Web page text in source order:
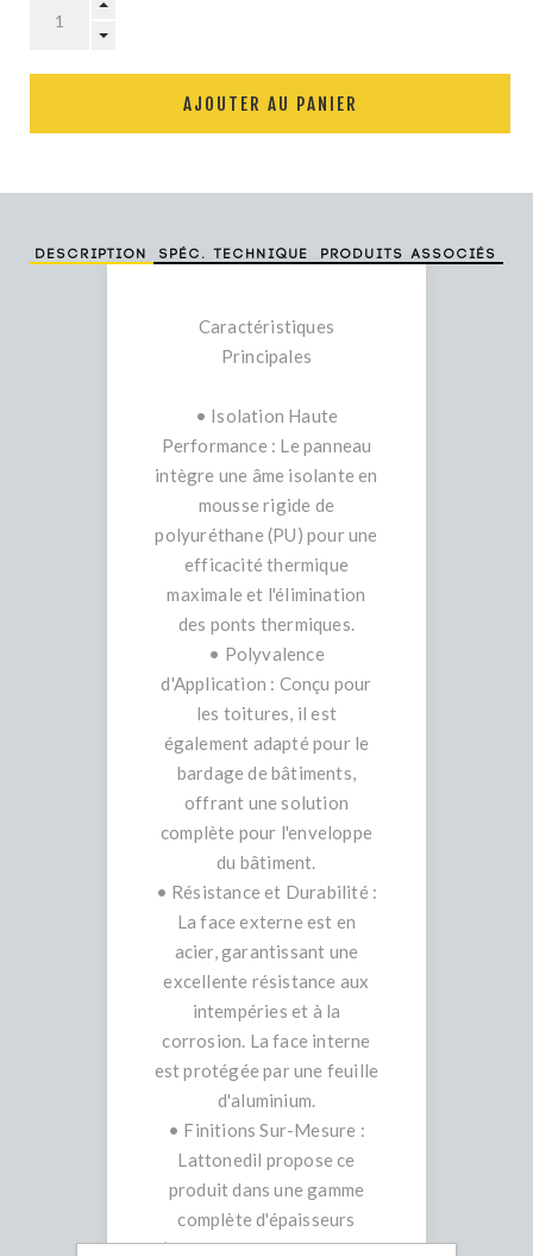
AJOUTER AU PANIER
Description Spéc. technique Produits associés
Caractéristiques
Principales
• Isolation Haute
Performance : Le panneau
intègre une âme isolante en
mousse rigide de
polyuréthane (PU) pour une
efficacité thermique
maximale et l'élimination
des ponts thermiques.
• Polyvalence
d'Application : Conçu pour
les toitures, il est
également adapté pour le
bardage de bâtiments,
offrant une solution
complète pour l'enveloppe
du bâtiment.
• Résistance et Durabilité :
La face externe est en
acier, garantissant une
excellente résistance aux
intempéries et à la
corrosion. La face interne
est protégée par une feuille
d'aluminium.
• Finitions Sur-Mesure :
Lattonedil propose ce
produit dans une gamme
complète d'épaisseurs
(disponibles en 30, 40, 50,